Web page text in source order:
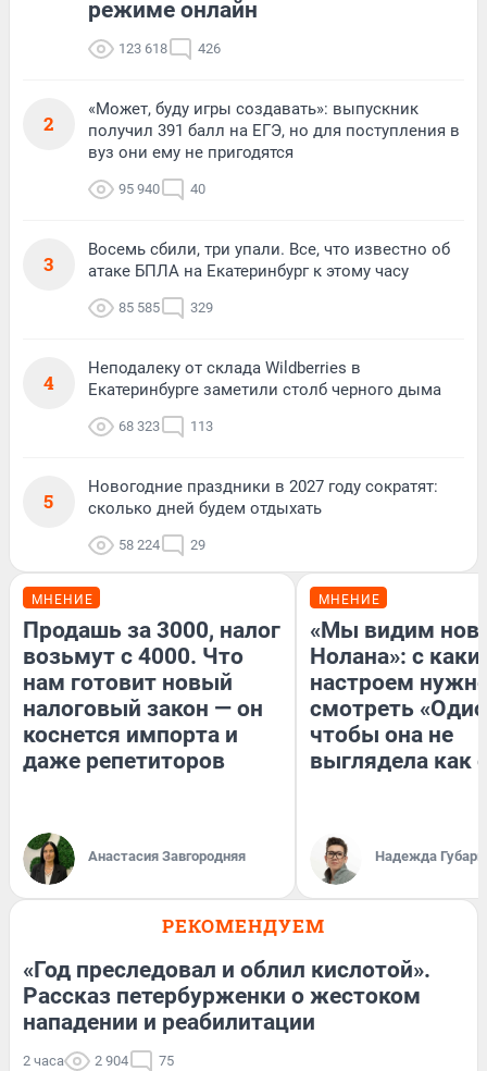
режиме онлайн
123 618 426
2
«Может, буду игры создавать»: выпускник
получил 391 балл на ЕГЭ, но для поступления в
вуз они ему не пригодятся
95 940 40
3
Восемь сбили, три упали. Все, что известно об
атаке БПЛА на Екатеринбург к этому часу
85 585 329
4
Неподалеку от склада Wildberries в
Екатеринбурге заметили столб черного дыма
68 323 113
5
Новогодние праздники в 2027 году сократят:
сколько дней будем отдыхать
58 224 29
МНЕНИЕ
Продашь за 3000, налог
возьмут с 4000. Что
нам готовит новый
налоговый закон — он
коснется импорта и
даже репетиторов
Анастасия Завгородняя
МНЕНИЕ
«Мы видим
Нолана»: с
настроем
смотреть
чтобы она не
выглядела как
Надежда Губарь
РЕКОМЕНДУЕМ
«Год преследовал и облил кислотой».
Рассказ петербурженки о жестоком
нападении и реабилитации
2 часа 2 904 75